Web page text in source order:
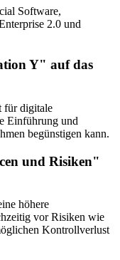
Software,
2.0 und
Y" auf das
für digitale
Einführung und
begünstigen kann.
und Risiken"
höhere
vor Risiken wie
Kontrollverlust